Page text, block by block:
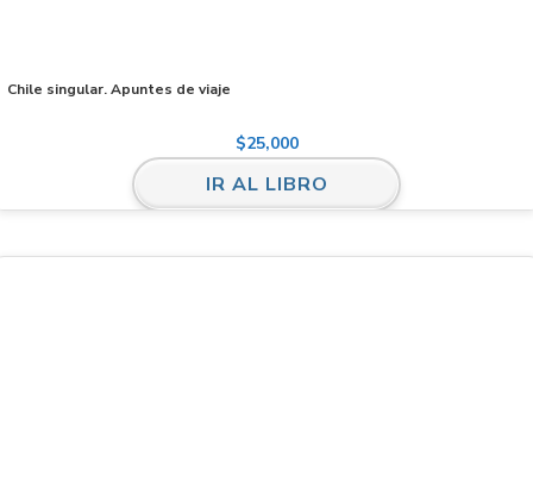
Chile singular. Apuntes de viaje
$25,000
IR AL LIBRO